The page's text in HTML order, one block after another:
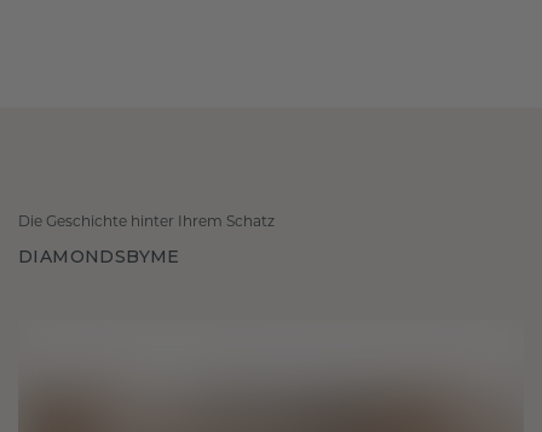
Die Geschichte hinter Ihrem Schatz
DIAMONDSBYME